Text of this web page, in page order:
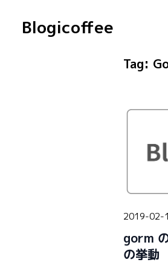
Blogicoffee
Tag:
2019-02-
gorm
の挙動